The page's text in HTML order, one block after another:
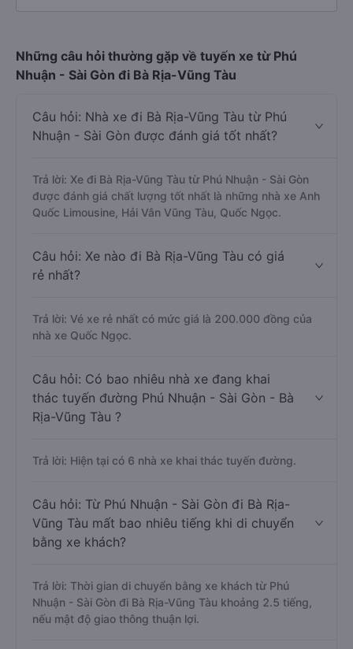
Những câu hỏi thường gặp về tuyến xe từ Phú
Nhuận - Sài Gòn đi Bà Rịa-Vũng Tàu
Câu hỏi: Nhà xe đi Bà Rịa-Vũng Tàu từ Phú
Nhuận - Sài Gòn được đánh giá tốt nhất?
Trả lời: Xe đi Bà Rịa-Vũng Tàu từ Phú Nhuận - Sài Gòn
được đánh giá chất lượng tốt nhất là những nhà xe Anh
Quốc Limousine, Hải Vân Vũng Tàu, Quốc Ngọc.
Câu hỏi: Xe nào đi Bà Rịa-Vũng Tàu có giá
rẻ nhất?
Trả lời: Vé xe rẻ nhất có mức giá là 200.000 đồng của
nhà xe Quốc Ngọc.
Câu hỏi: Có bao nhiêu nhà xe đang khai
thác tuyến đường Phú Nhuận - Sài Gòn - Bà
Rịa-Vũng Tàu ?
Trả lời: Hiện tại có 6 nhà xe khai thác tuyến đường.
Câu hỏi: Từ Phú Nhuận - Sài Gòn đi Bà Rịa-
Vũng Tàu mất bao nhiêu tiếng khi di chuyển
bằng xe khách?
Trả lời: Thời gian di chuyển bằng xe khách từ Phú
Nhuận - Sài Gòn đi Bà Rịa-Vũng Tàu khoảng 2.5 tiếng,
nếu mật độ giao thông thuận lợi.